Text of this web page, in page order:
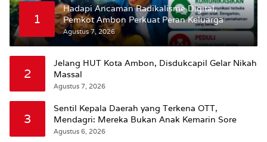
1
Hadapi Ancaman Radikalisme Digital,
Pemkot Ambon Perkuat Peran Keluarga
Agustus 7, 2026
2
Jelang HUT Kota Ambon, Disdukcapil Gelar Nikah
Massal
Agustus 7, 2026
3
Sentil Kepala Daerah yang Terkena OTT,
Mendagri: Mereka Bukan Anak Kemarin Sore
Agustus 6, 2026